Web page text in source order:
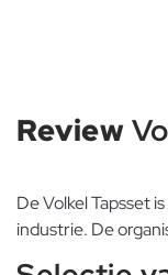
Review
De Volkel Tapsset
industrie. De